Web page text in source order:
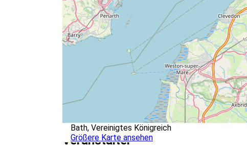
Bath, Vereinigtes Königreich
Größere Karte ansehen
Veranstalter